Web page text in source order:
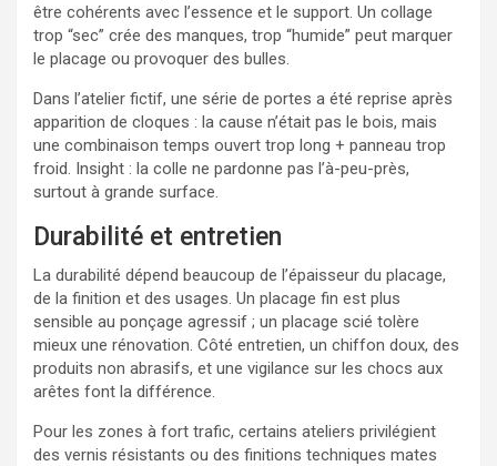
être cohérents avec l’essence et le support. Un collage
trop “sec” crée des manques, trop “humide” peut marquer
le placage ou provoquer des bulles.
Dans l’atelier fictif, une série de portes a été reprise après
apparition de cloques : la cause n’était pas le bois, mais
une combinaison temps ouvert trop long + panneau trop
froid. Insight : la colle ne pardonne pas l’à-peu-près,
surtout à grande surface.
Durabilité et entretien
La durabilité dépend beaucoup de l’épaisseur du placage,
de la finition et des usages. Un placage fin est plus
sensible au ponçage agressif ; un placage scié tolère
mieux une rénovation. Côté entretien, un chiffon doux, des
produits non abrasifs, et une vigilance sur les chocs aux
arêtes font la différence.
Pour les zones à fort trafic, certains ateliers privilégient
des vernis résistants ou des finitions techniques mates